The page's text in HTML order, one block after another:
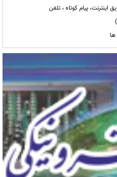
اینترنت، پیام کوتاه ، تلفن